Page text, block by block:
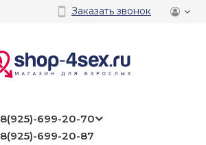
Заказать звонок
8(925)-699-20-70
8(925)-699-20-87